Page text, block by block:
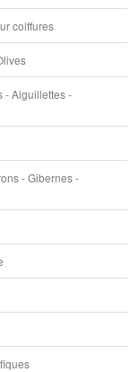
coiffures
- Aiguillettes -
- Gibernes -